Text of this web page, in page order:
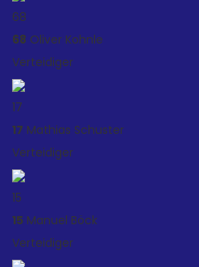
68
68 Oliver Kohnle
Verteidiger
17
17 Mathias Schuster
Verteidiger
15
15 Manuel Böck
Verteidiger